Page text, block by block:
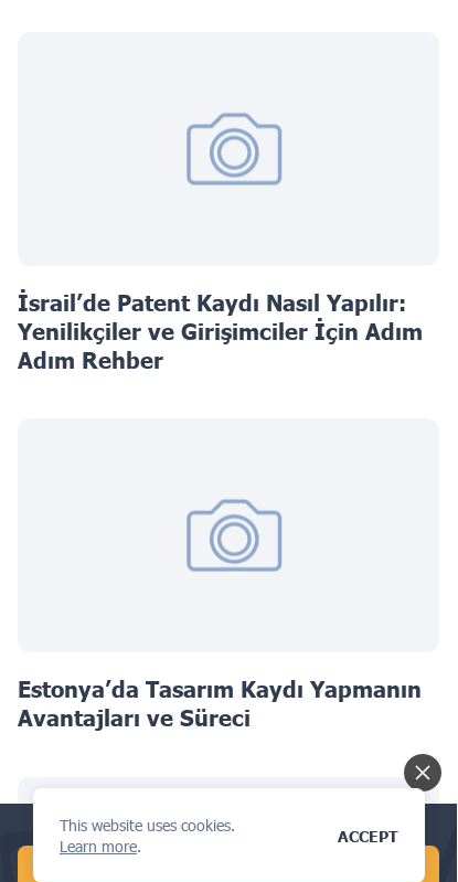
This website uses cookies.
Learn more.
ACCEPT
İsrail’de Patent Kaydı Nasıl Yapılır:
Yenilikçiler ve Girişimciler İçin Adım
Adım Rehber
Estonya’da Tasarım Kaydı Yapmanın
Avantajları ve Süreci
Conduct a global AI search in 1 min!